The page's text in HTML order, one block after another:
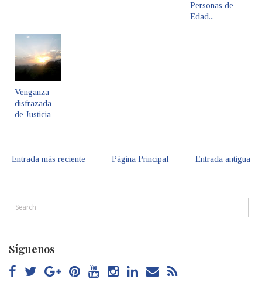
Personas de
Edad...
Venganza
disfrazada
de Justicia
Entrada más reciente Entrada antigua
Página Principal
Síguenos